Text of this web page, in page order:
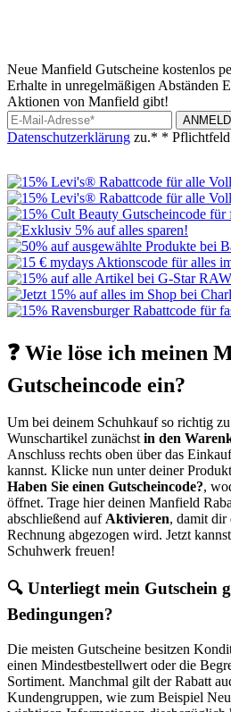
Neue Manfield Gutscheine kostenlos
Erhalte in unregelmäßigen Abständen
Aktionen von Manfield gibt!
Datenschutzerklärung zu.* * Pflichtfeld
❓ Wie löse ich meinen
Gutscheincode ein?
Um bei deinem Schuhkauf so richtig
Wunschartikel zunächstin den
Anschluss rechts oben über das
kannst. Klicke nun unter deiner
Haben Sie einen Gutscheincode?,
öffnet. Trage hier deinen Manfield
abschließend aufAktivieren, damit dir
Rechnung abgezogen wird. Jetzt
Schuhwerk freuen!
🔍 Unterliegt mein Gutschein
Bedingungen?
Die meisten Gutscheine besitzen
einen Mindestbestellwert oder die
Sortiment. Manchmal gilt der Rabatt
Kundengruppen, wie zum Beispiel